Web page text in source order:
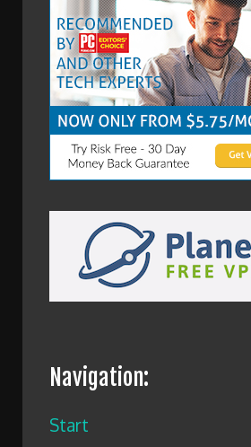
Navigation:
Start